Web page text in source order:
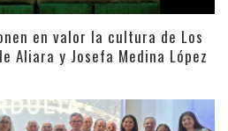
en valor la cultura de Los
Aliara y Josefa Medina López